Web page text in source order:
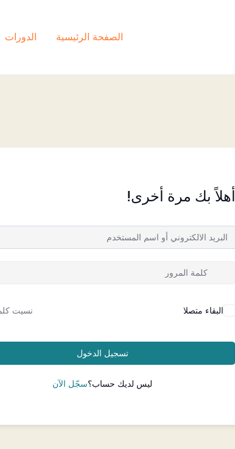
الصفحة الرئيسية الدورات
أهلاً بك مرة أخرى!
البقاء متصلا نسيت
تسجيل الدخول
ليس لديك حساب؟سجّل الآن